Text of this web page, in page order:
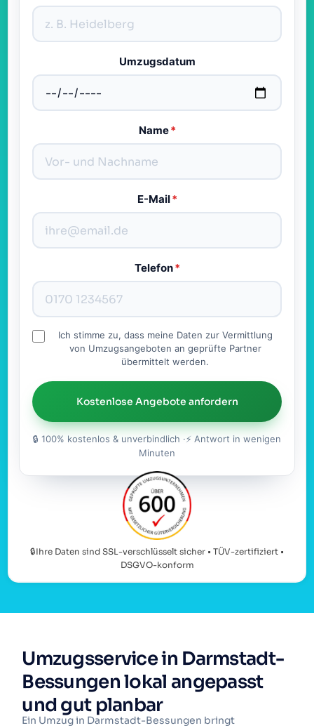
Umzugsdatum
Name*
E-Mail*
Telefon*
Ich stimme zu, dass meine Daten zur Vermittlung
von Umzugsangeboten an geprüfte Partner
übermittelt werden.
Kostenlose Angebote anfordern
🔒 100% kostenlos & unverbindlich ·⚡ Antwort in wenigen
Minuten
🔒Ihre Daten sind SSL-verschlüsselt sicher • TÜV-zertifiziert •
DSGVO-konform
Umzugsservice in Darmstadt-
Bessungen lokal angepasst
und gut planbar
Ein Umzug in Darmstadt-Bessungen bringt